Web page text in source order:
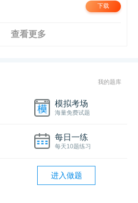
下载
查看更多
我的题库
模拟考场
海量免费试题
每日一练
每天10题练习
进入做题